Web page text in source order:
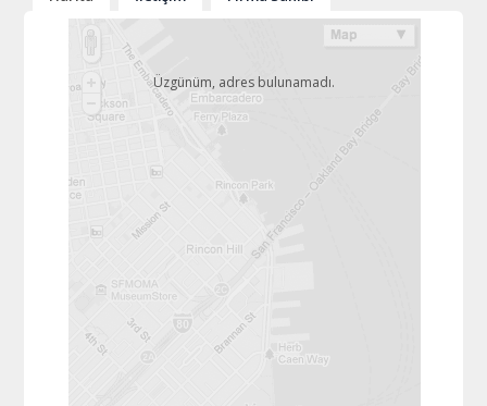
Üzgünüm, adres bulunamadı.